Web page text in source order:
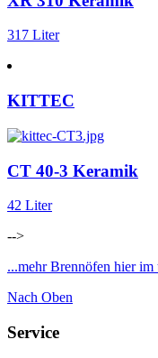
317 Liter
KITTEC
CT 40-3 Keramik
42 Liter
-->
...mehr Brennöfen hier
Nach Oben
Service